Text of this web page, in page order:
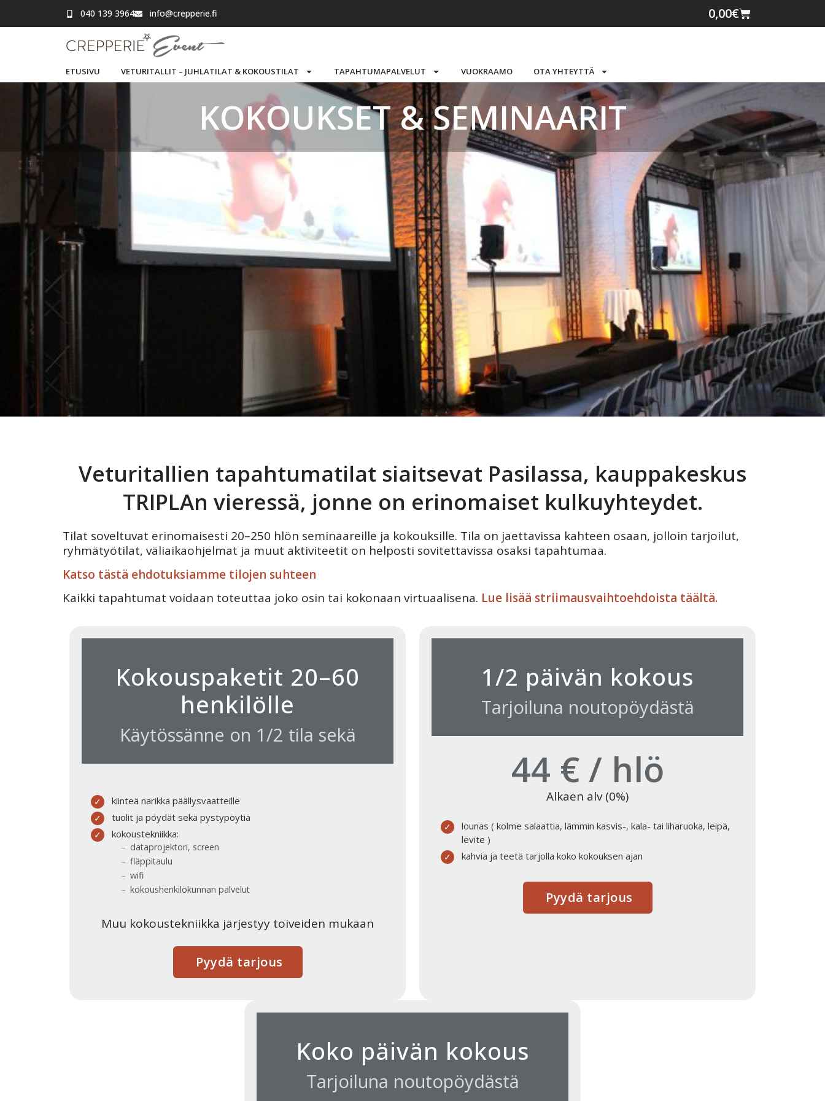
040 139 3964 info@crepperie.fi 0,00€
ETUSIVU VETURITALLIT – JUHLATILAT & KOKOUSTILAT TAPAHTUMAPALVELUT VUOKRAAMO OTA YHTEYTTÄ
KOKOUKSET & SEMINAARIT
Veturitallien tapahtumatilat siaitsevat Pasilassa, kauppakeskus
TRIPLAn vieressä, jonne on erinomaiset kulkuyhteydet.
Tilat soveltuvat erinomaisesti 20–250 hlön seminaareille ja kokouksille. Tila on jaettavissa kahteen osaan, jolloin tarjoilut,
ryhmätyötilat, väliaikaohjelmat ja muut aktiviteetit on helposti sovitettavissa osaksi tapahtumaa.
Katso tästä ehdotuksiamme tilojen suhteen
Kaikki tapahtumat voidaan toteuttaa joko osin tai kokonaan virtuaalisena. Lue lisää striimausvaihtoehdoista täältä.
Kokouspaketit 20–60
henkilölle
Käytössänne on 1/2 tila sekä
kiinteä narikka päällysvaatteille
tuolit ja pöydät sekä pystypöytiä
kokoustekniikka:
dataprojektori, screen
fläppitaulu
wifi
kokoushenkilökunnan palvelut
Muu kokoustekniikka järjestyy toiveiden mukaan
Pyydä tarjous
1/2 päivän kokous
Tarjoiluna noutopöydästä
44 € / hlö
Alkaen alv (0%)
lounas ( kolme salaattia, lämmin kasvis-, kala- tai liharuoka, leipä,
levite )
kahvia ja teetä tarjolla koko kokouksen ajan
Pyydä tarjous
Koko päivän kokous
Tarjoiluna noutopöydästä